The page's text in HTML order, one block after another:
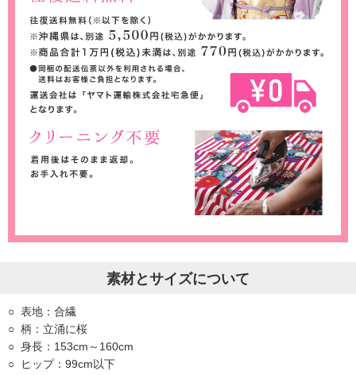
素材とサイズについて
表地：合繊
柄：立涌に桜
身長：153cm～160cm
ヒップ：99cm以下